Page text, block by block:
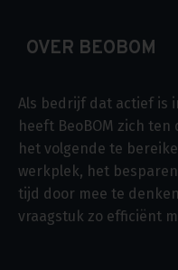
OVER BEOBOM
Als bedrijf dat actief is
heeft BeoBOM zich
het volgende te
werkplek, het
tijd door mee te
vraagstuk zo efficiënt